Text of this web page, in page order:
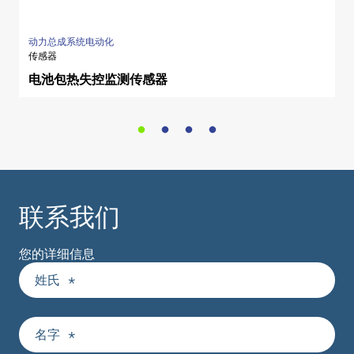
动力总成系统电动化
传感器
电池包热失控监测传感器
联系我们
您的详细信息